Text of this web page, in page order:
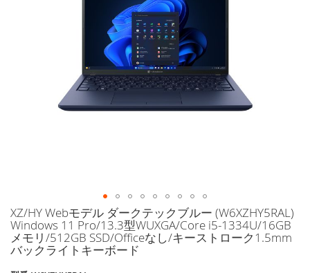
イ
メ
ー
ジ
XZ/HY Webモデル ダークテックブルー (W6XZHY5RAL)
Windows 11 Pro/13.3型WUXGA/Core i5-1334U/16GB
メモリ/512GB SSD/Officeなし/キーストローク1.5mm
バックライトキーボード